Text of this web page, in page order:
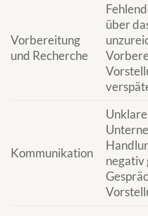
Vorbereitung
und Recherche
über
Kommunikation
negativ